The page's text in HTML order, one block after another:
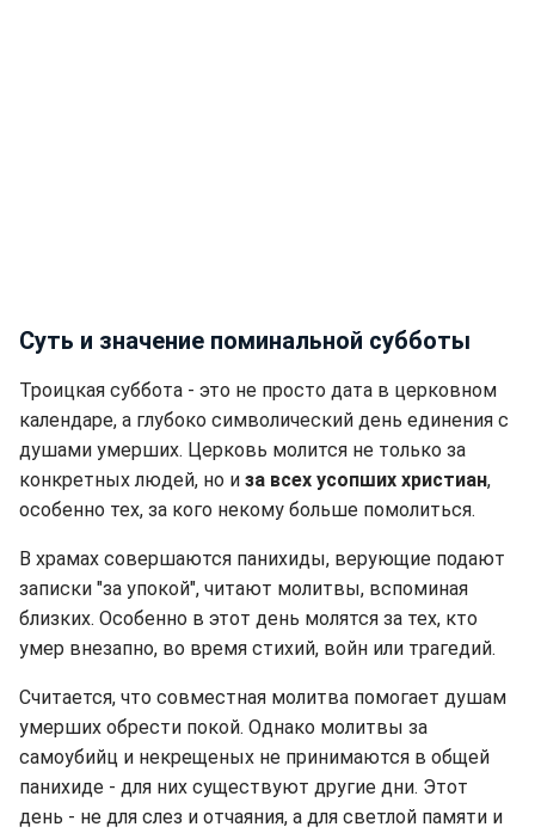
Суть и значение поминальной субботы
Троицкая суббота - это не просто дата в церковном
календаре, а глубоко символический день единения с
душами умерших. Церковь молится не только за
конкретных людей, но и за всех усопших христиан,
особенно тех, за кого некому больше помолиться.
В храмах совершаются панихиды, верующие подают
записки "за упокой", читают молитвы, вспоминая
близких. Особенно в этот день молятся за тех, кто
умер внезапно, во время стихий, войн или трагедий.
Считается, что совместная молитва помогает душам
умерших обрести покой. Однако молитвы за
самоубийц и некрещеных не принимаются в общей
панихиде - для них существуют другие дни. Этот
день - не для слез и отчаяния, а для светлой памяти и